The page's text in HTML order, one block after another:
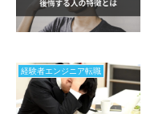
経験者エンジニア転職